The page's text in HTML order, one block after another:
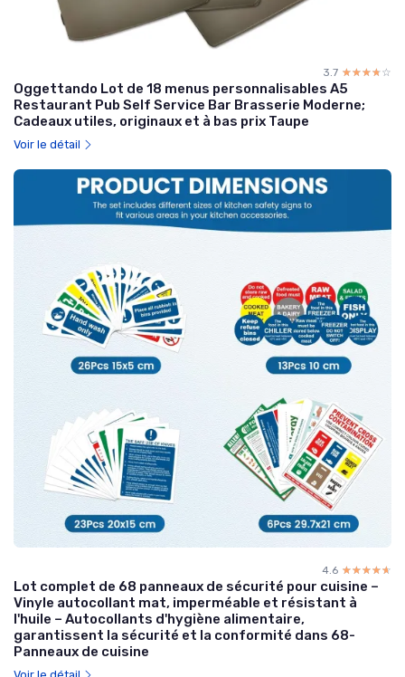
3.7 ☆☆☆☆☆
★★★★★
Oggettando Lot de 18 menus personnalisables A5
Restaurant Pub Self Service Bar Brasserie Moderne;
Cadeaux utiles, originaux et à bas prix Taupe
Voir le détail
4.6 ☆☆☆☆☆
★★★★★
Lot complet de 68 panneaux de sécurité pour cuisine –
Vinyle autocollant mat, imperméable et résistant à
l'huile – Autocollants d'hygiène alimentaire,
garantissent la sécurité et la conformité dans 68-
Panneaux de cuisine